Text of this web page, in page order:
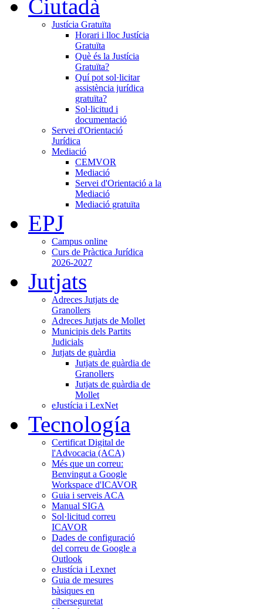
Ciutadà
Justícia Gratuïta
Horari i lloc Justícia
Gratuïta
Què és la Justícia
Gratuïta?
Quí pot sol·licitar
assistència jurídica
gratuïta?
Sol·licitud i
documentació
Servei d'Orientació
Jurídica
Mediació
CEMVOR
Mediació
Servei d'Orientació a la
Mediació
Mediació gratuïta
EPJ
Campus online
Curs de Pràctica Jurídica
2026-2027
Jutjats
Adreces Jutjats de
Granollers
Adreces Jutjats de Mollet
Municipis dels Partits
Judicials
Jutjats de guàrdia
Jutjats de guàrdia de
Granollers
Jutjats de guàrdia de
Mollet
eJustícia i LexNet
Tecnología
Certificat Digital de
l'Advocacia (ACA)
Més que un correu:
Benvingut a Google
Workspace d'ICAVOR
Guia i serveis ACA
Manual SIGA
Sol·licitud correu
ICAVOR
Dades de configuració
del correu de Google a
Outlook
eJustícia i Lexnet
Guia de mesures
bàsiques en
ciberseguretat